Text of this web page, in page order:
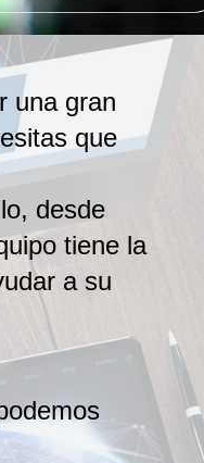
gran
que
desde
tiene ​la
a su